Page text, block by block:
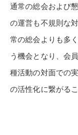
通常の総会および
の運営も不規則な
常の総会よりも多
う機会となり、会
種活動の対面での
の活性化に繋がる